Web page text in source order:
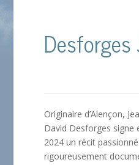
Desforges
Originaire d’Alençon,
David Desforges signe
2024 un récit
rigoureusement